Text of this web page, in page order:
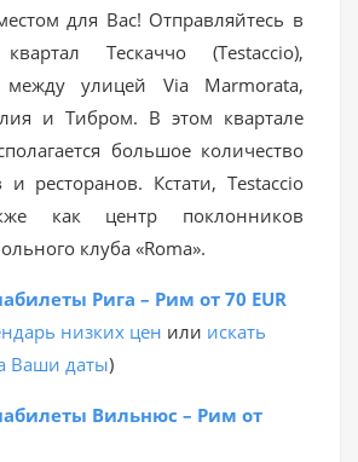
для Вас! Отправляйтесь в
Тескаччо (Testaccio),
между улицей Via Marmorata,
и Тибром. В этом квартале
большое количество
и ресторанов. Кстати, Testaccio
как центр поклонников
клуба «Roma».
Рига – Рим от 70 EUR
низких цен или искать
Ваши даты)
Вильнюс – Рим от